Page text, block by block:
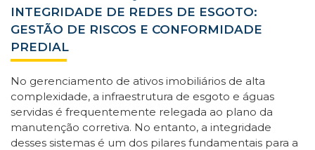
INTEGRIDADE DE REDES DE ESGOTO:
GESTÃO DE RISCOS E CONFORMIDADE
PREDIAL
No gerenciamento de ativos imobiliários de alta
complexidade, a infraestrutura de esgoto e águas
servidas é frequentemente relegada ao plano da
manutenção corretiva. No entanto, a integridade
desses sistemas é um dos pilares fundamentais para a